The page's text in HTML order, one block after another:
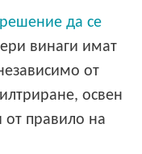
да се
винаги имат
от
освен
от правило на